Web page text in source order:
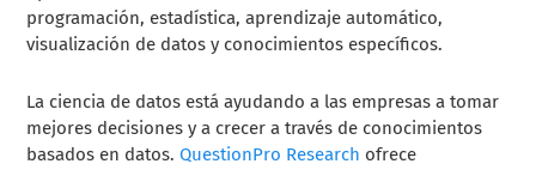
programación, estadística, aprendizaje automático,
visualización de datos y conocimientos específicos.
La ciencia de datos está ayudando a las empresas a tomar
mejores decisiones y a crecer a través de conocimientos
basados en datos.QuestionPro Research ofrece